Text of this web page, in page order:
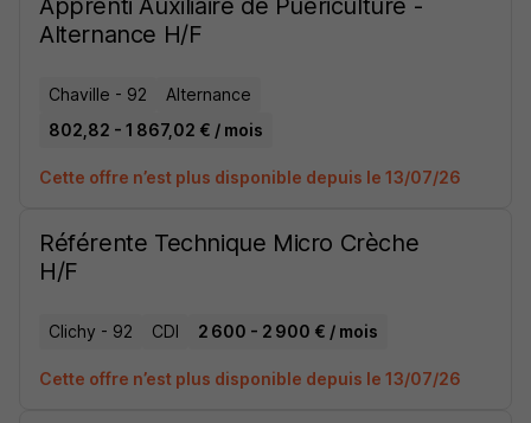
Apprenti Auxiliaire de Puériculture -
Alternance H/F
Chaville - 92
Alternance
802,82 - 1 867,02 € / mois
Cette offre n’est plus disponible depuis le 13/07/26
Référente Technique Micro Crèche
H/F
Clichy - 92 CDI 2 600 - 2 900 € / mois
Cette offre n’est plus disponible depuis le 13/07/26